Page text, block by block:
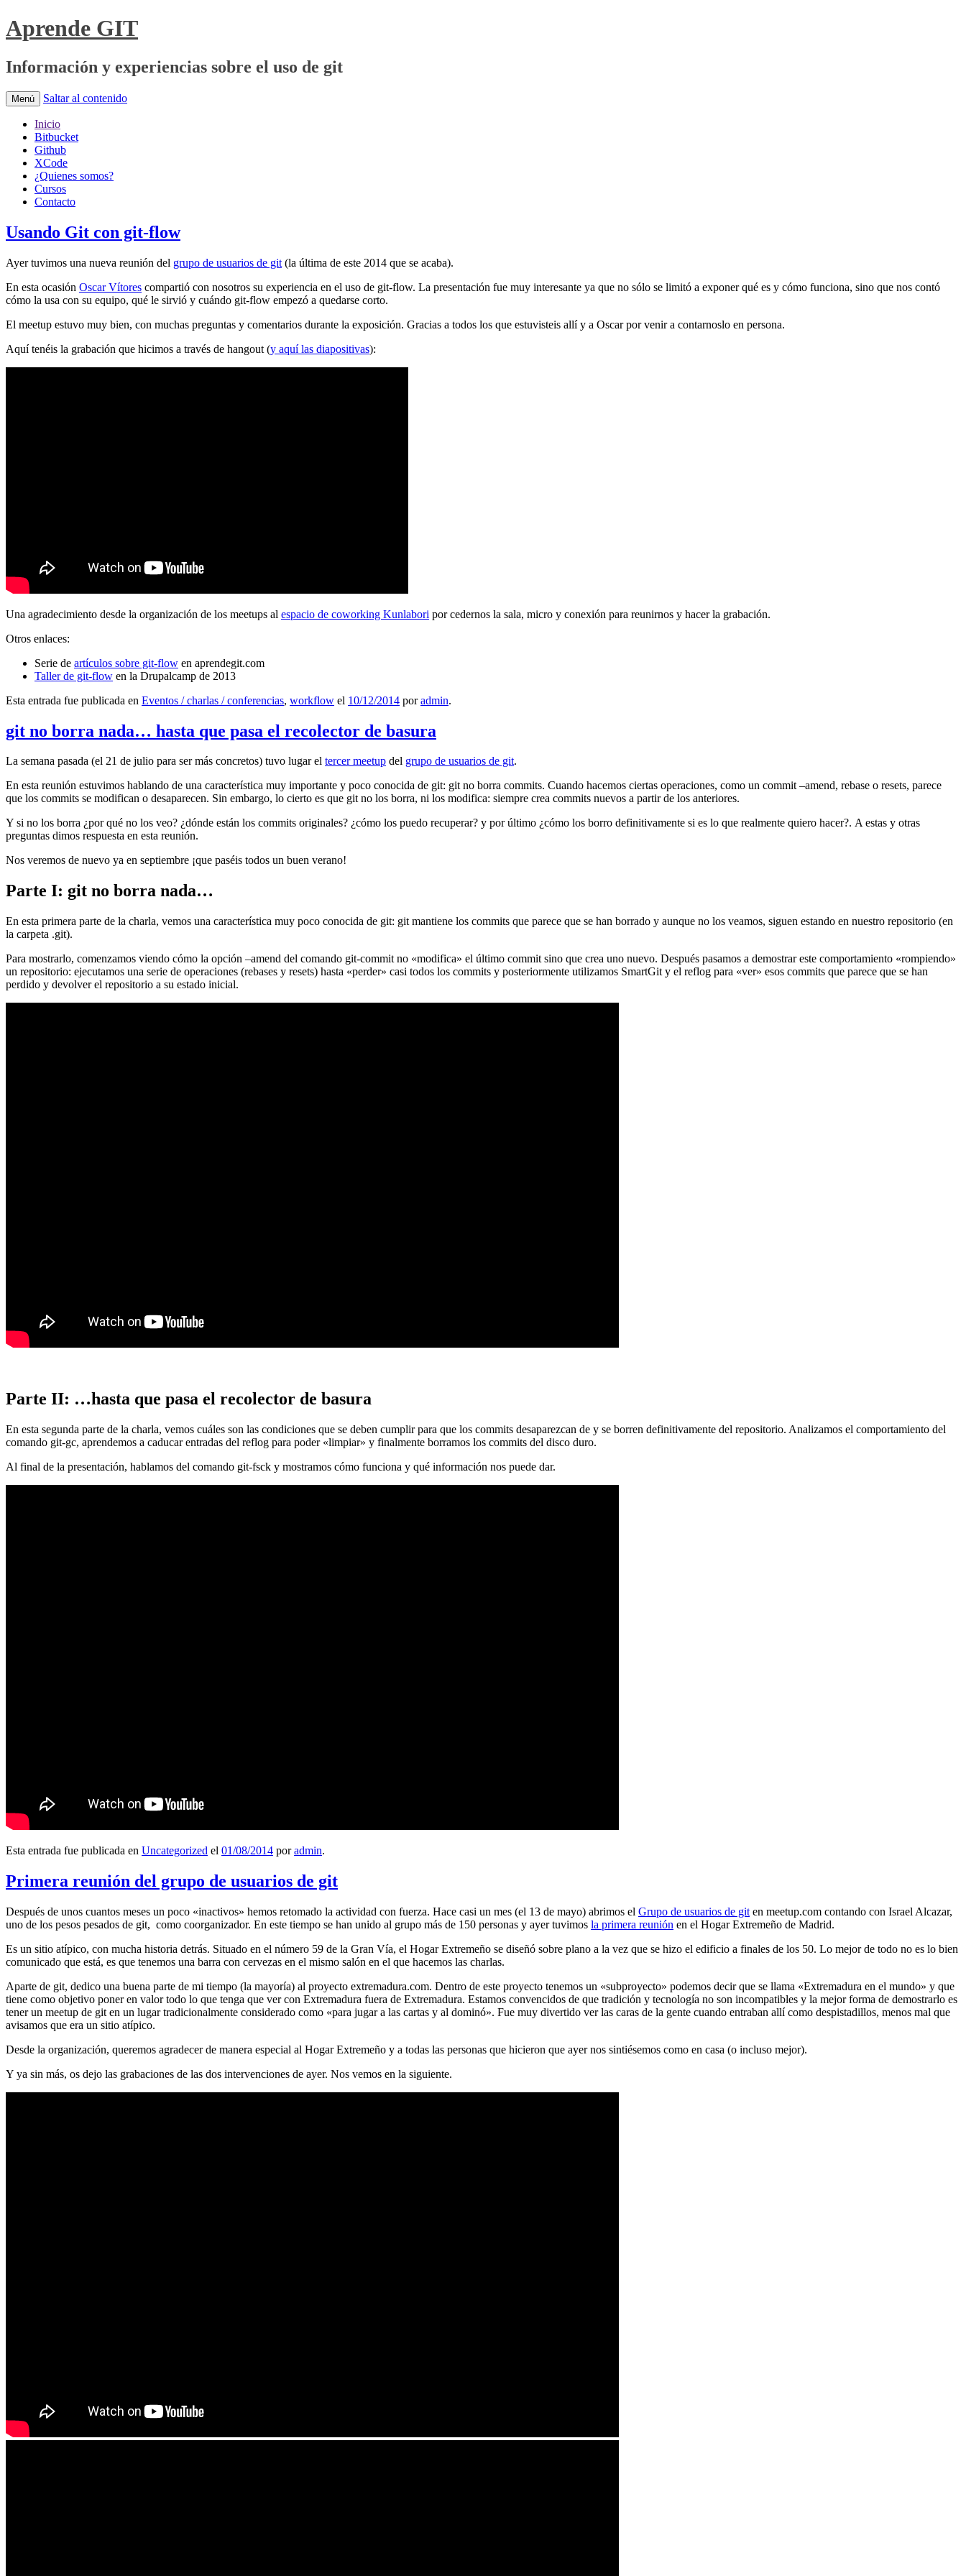
Aprende GIT
Información y experiencias sobre el uso de git
Menú Saltar al contenido
Inicio
Bitbucket
Github
XCode
¿Quienes somos?
Cursos
Contacto
Usando Git con git-flow
Ayer tuvimos una nueva reunión del grupo de usuarios de git (la última de este 2014 que se acaba).
En esta ocasión Oscar Vítores compartió con nosotros su experiencia en el uso de git-flow. La presentación fue muy interesante ya que no sólo se limitó a exponer qué es y cómo funciona, sino que nos contó
cómo la usa con su equipo, qué le sirvió y cuándo git-flow empezó a quedarse corto.
El meetup estuvo muy bien, con muchas preguntas y comentarios durante la exposición. Gracias a todos los que estuvisteis allí y a Oscar por venir a contarnoslo en persona.
Aquí tenéis la grabación que hicimos a través de hangout (y aquí las diapositivas):
Una agradecimiento desde la organización de los meetups al espacio de coworking Kunlabori por cedernos la sala, micro y conexión para reunirnos y hacer la grabación.
Otros enlaces:
Serie de artículos sobre git-flow en aprendegit.com
Taller de git-flow en la Drupalcamp de 2013
Esta entrada fue publicada en Eventos / charlas / conferencias, workflow el 10/12/2014 poradmin.
git no borra nada… hasta que pasa el recolector de basura
La semana pasada (el 21 de julio para ser más concretos) tuvo lugar el tercer meetup del grupo de usuarios de git.
En esta reunión estuvimos hablando de una característica muy importante y poco conocida de git: git no borra commits. Cuando hacemos ciertas operaciones, como un commit –amend, rebase o resets, parece
que los commits se modifican o desaparecen. Sin embargo, lo cierto es que git no los borra, ni los modifica: siempre crea commits nuevos a partir de los anteriores.
Y si no los borra ¿por qué no los veo? ¿dónde están los commits originales? ¿cómo los puedo recuperar? y por último ¿cómo los borro definitivamente si es lo que realmente quiero hacer?. A estas y otras
preguntas dimos respuesta en esta reunión.
Nos veremos de nuevo ya en septiembre ¡que paséis todos un buen verano!
Parte I: git no borra nada…
En esta primera parte de la charla, vemos una característica muy poco conocida de git: git mantiene los commits que parece que se han borrado y aunque no los veamos, siguen estando en nuestro repositorio (en
la carpeta .git).
Para mostrarlo, comenzamos viendo cómo la opción –amend del comando git-commit no «modifica» el último commit sino que crea uno nuevo. Después pasamos a demostrar este comportamiento «rompiendo»
un repositorio: ejecutamos una serie de operaciones (rebases y resets) hasta «perder» casi todos los commits y posteriormente utilizamos SmartGit y el reflog para «ver» esos commits que parece que se han
perdido y devolver el repositorio a su estado inicial.
Parte II: …hasta que pasa el recolector de basura
En esta segunda parte de la charla, vemos cuáles son las condiciones que se deben cumplir para que los commits desaparezcan de y se borren definitivamente del repositorio. Analizamos el comportamiento del
comando git-gc, aprendemos a caducar entradas del reflog para poder «limpiar» y finalmente borramos los commits del disco duro.
Al final de la presentación, hablamos del comando git-fsck y mostramos cómo funciona y qué información nos puede dar.
Esta entrada fue publicada en Uncategorized el 01/08/2014 poradmin.
Primera reunión del grupo de usuarios de git
Después de unos cuantos meses un poco «inactivos» hemos retomado la actividad con fuerza. Hace casi un mes (el 13 de mayo) abrimos el Grupo de usuarios de git en meetup.com contando con Israel Alcazar,
uno de los pesos pesados de git, como coorganizador. En este tiempo se han unido al grupo más de 150 personas y ayer tuvimos la primera reunión en el Hogar Extremeño de Madrid.
Es un sitio atípico, con mucha historia detrás. Situado en el número 59 de la Gran Vía, el Hogar Extremeño se diseñó sobre plano a la vez que se hizo el edificio a finales de los 50. Lo mejor de todo no es lo bien
comunicado que está, es que tenemos una barra con cervezas en el mismo salón en el que hacemos las charlas.
Aparte de git, dedico una buena parte de mi tiempo (la mayoría) al proyecto extremadura.com. Dentro de este proyecto tenemos un «subproyecto» podemos decir que se llama «Extremadura en el mundo» y que
tiene como objetivo poner en valor todo lo que tenga que ver con Extremadura fuera de Extremadura. Estamos convencidos de que tradición y tecnología no son incompatibles y la mejor forma de demostrarlo es
tener un meetup de git en un lugar tradicionalmente considerado como «para jugar a las cartas y al dominó». Fue muy divertido ver las caras de la gente cuando entraban allí como despistadillos, menos mal que
avisamos que era un sitio atípico.
Desde la organización, queremos agradecer de manera especial al Hogar Extremeño y a todas las personas que hicieron que ayer nos sintiésemos como en casa (o incluso mejor).
Y ya sin más, os dejo las grabaciones de las dos intervenciones de ayer. Nos vemos en la siguiente.